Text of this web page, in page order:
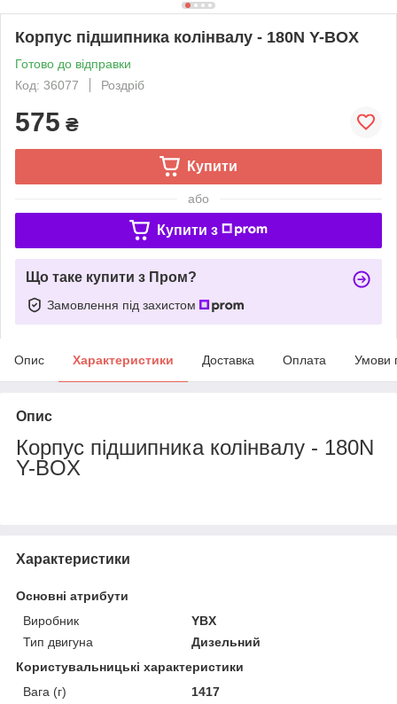
Корпус підшипника колінвалу - 180N Y-BOX
Готово до відправки
Код: 36077
Роздріб
575 ₴
Купити
або
Купити з
Що таке купити з Пром?
Замовлення під захистом
Опис Характеристики Доставка Оплата Умови
Опис
Корпус підшипника колінвалу - 180N
Y-BOX
Характеристики
Основні атрибути
Виробник
YBX
Тип двигуна
Дизельний
Користувальницькі характеристики
Вага (г)
1417